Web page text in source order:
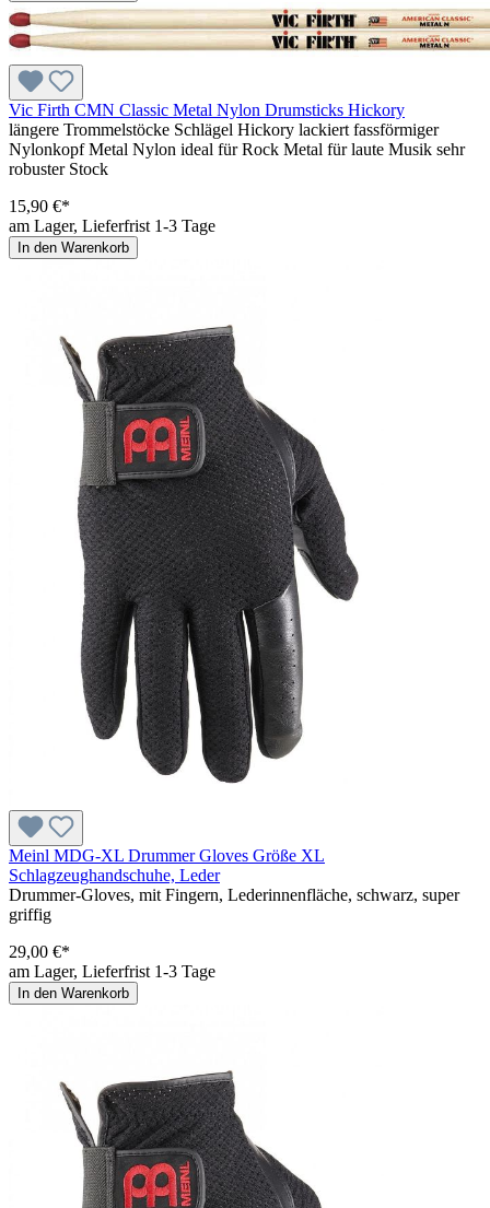
Vic Firth CMN Classic Metal Nylon Drumsticks Hickory
längere Trommelstöcke Schlägel Hickory lackiert fassförmiger
Nylonkopf Metal Nylon ideal für Rock Metal für laute Musik sehr
robuster Stock
15,90 €*
am Lager, Lieferfrist 1-3 Tage
In den Warenkorb
Meinl MDG-XL Drummer Gloves Größe XL
Schlagzeughandschuhe, Leder
Drummer-Gloves, mit Fingern, Lederinnenfläche, schwarz, super
griffig
29,00 €*
am Lager, Lieferfrist 1-3 Tage
In den Warenkorb